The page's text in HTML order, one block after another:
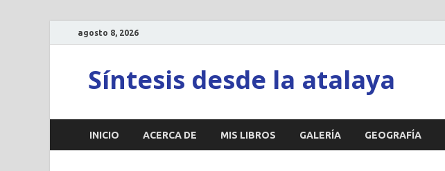
agosto 8, 2026
Síntesis desde la atalaya
INICIO ACERCA DE MIS LIBROS GALERÍA GEOGRAFÍA